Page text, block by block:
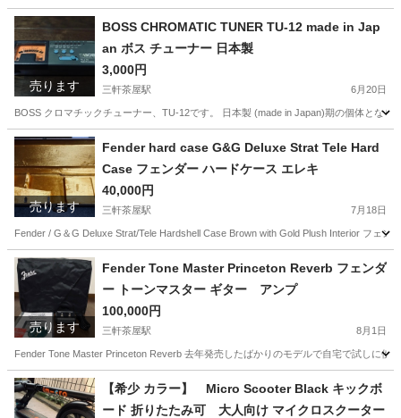
東京 世田谷区
売ります
BOSS CHROMATIC TUNER TU-12 made in Jap
an ボス チューナー 日本製
3,000円
三軒茶屋駅 6月20日
BOSS クロマチックチューナー、TU-12です。 日本製 (made in Japan)期の個体とな
東京 世田谷区
売ります
Fender hard case G&G Deluxe Strat Tele Hard
Case フェンダー ハードケース エレキ
40,000円
三軒茶屋駅 7月18日
Fender / G＆G Deluxe Strat/Tele Hardshell Case Brown with Gold Plush Interior フェン
東京 世田谷区
売ります
Fender Tone Master Princeton Reverb フェンダ
ー トーンマスター ギター アンプ
100,000円
三軒茶屋駅 8月1日
Fender Tone Master Princeton Reverb 去年発売したばかりのモデルで自宅で試しに
東京 世田谷区 三軒茶屋駅
【希少 カラー】 Micro Scooter Black キックボ
ード 折りたたみ可 大人向け マイクロスクーター